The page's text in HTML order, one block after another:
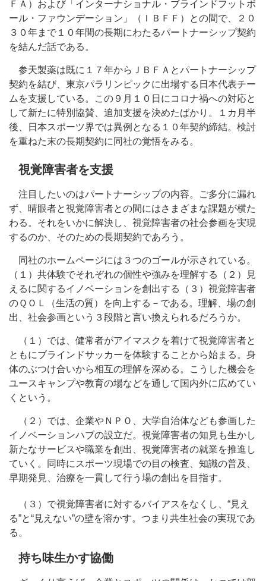
ＦＡ）および「インターナショナル・ブラインドフットボ
ール・ファウンデーション」（ＩＢＦＦ）との間で、２０
３０年まで１０年間の長期にわたるパートナーシップ契約
を結んだ話である。
参天製薬は既に１７年からＪＢＦＡとパートナーシップ
契約を結び、東京パラリンピックに出場する日本代表チー
ムを支援している。この９月１０日にコロナ禍への対応と
して新たに特別協賛、追加支援を決めたばかり。１カ月半
後、日本スポーツ界では異例となる１０年契約締結。検討
を重ねた末の長期契約に同社の覚悟をみる。
視覚障害者を支援
注目したいのはパートナーシップの内容。ご多分に漏れ
ず、晴眼者と視覚障害者との間にはさまざまな課題が横た
わる。それをいかに解決し、視覚障害者の社会参画を実現
するのか、そのための長期契約であろう。
同社のホームページには３つのゴールが示されている。
（１）共体験でそれぞれの個性や強みを理解する（２）見
えるに関するイノベーションを創出する（３）視覚障害者
のＱＯＬ（生活の質）を向上する－である。理解、場の創
出、社会参画という３段階と言い換えられるだろうか。
（１）では、健常者がアイマスクを着けて視覚障害者と
ともにブラインドサッカーを体験することから始まる。身
体のぶつけ合いから相互の理解を深める。こうした機会を
ユースキャンプや教育の場などを通して国内外に広めてい
くという。
（２）では、企業やＮＰＯ、大学自治体なども参画した
イノベーションハブの設立だ。視覚障害者の知見も生かし
新たなサービスや職業を創出、視覚障害者の就業を推進し
ていく。同時にスポーツ現場での目の検査、知識の普及、
早期発見、治療を一貫して行う場の創出を目指す。
（３）で視覚障害者に対するバイアスをなくし、“見え
る”と“見えない”の壁を溶かす。つまり共生社会の実現であ
る。
持ち味生かす協働